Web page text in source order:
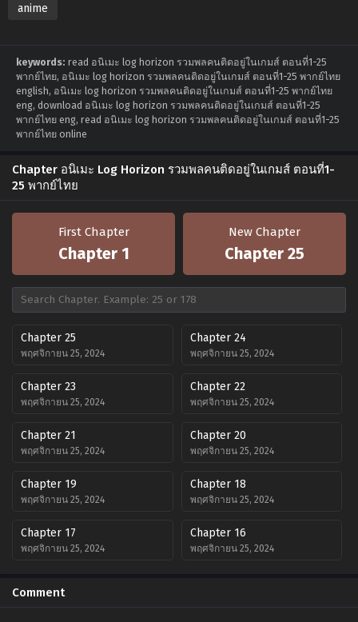
anime
keywords: read อนิเมะ log horizon รวมพลคนติดอยู่ในเกมส์ ตอนที่1-25
พากย์ไทย, อนิเมะ log horizon รวมพลคนติดอยู่ในเกมส์ ตอนที่1-25 พากย์ไทย
english, อนิเมะ log horizon รวมพลคนติดอยู่ในเกมส์ ตอนที่1-25 พากย์ไทย
eng, download อนิเมะ log horizon รวมพลคนติดอยู่ในเกมส์ ตอนที่1-25
พากย์ไทย eng, read อนิเมะ log horizon รวมพลคนติดอยู่ในเกมส์ ตอนที่1-25
พากย์ไทย online
Chapter อนิเมะ Log Horizon รวมพลคนติดอยู่ในเกมส์ ตอนที่1-
25 พากย์ไทย
First Chapter
Chapter 1
New Chapter
Chapter 25
Chapter 25
พฤศจิกายน 25, 2024
Chapter 24
พฤศจิกายน 25, 2024
Chapter 23
พฤศจิกายน 25, 2024
Chapter 22
พฤศจิกายน 25, 2024
Chapter 21
พฤศจิกายน 25, 2024
Chapter 20
พฤศจิกายน 25, 2024
Chapter 19
พฤศจิกายน 25, 2024
Chapter 18
พฤศจิกายน 25, 2024
Chapter 17
พฤศจิกายน 25, 2024
Chapter 16
พฤศจิกายน 25, 2024
พฤศจิกายน 25, 2024
Comment